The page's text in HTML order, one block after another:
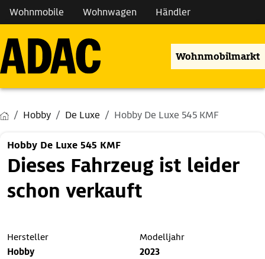
Wohnmobile Wohnwagen Händler
Wohnmobilmarkt
Hobby De Luxe Hobby De Luxe 545 KMF
Hobby De Luxe 545 KMF
Dieses Fahrzeug ist leider
schon verkauft
Hersteller
Hobby
Modelljahr
2023